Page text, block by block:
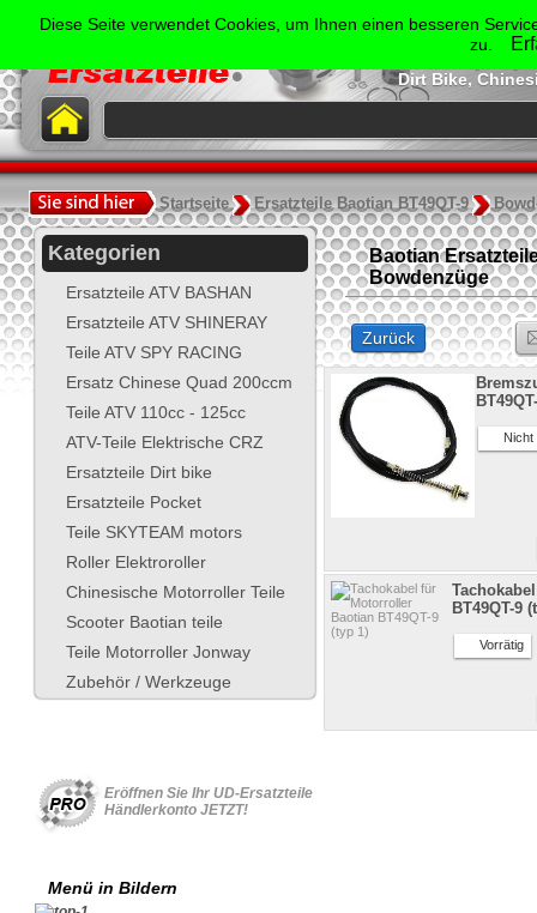
Der Spezialist für
Shineray,
Dirt Bike,
.
Startseite Ersatzteile Baotian BT49QT-9
Kategorien
Ersatzteile ATV BASHAN
Ersatzteile ATV SHINERAY
Teile ATV SPY RACING
Ersatz Chinese Quad 200ccm
Teile ATV 110cc - 125cc
ATV-Teile Elektrische CRZ
Ersatzteile Dirt bike
Ersatzteile Pocket
Teile SKYTEAM motors
Roller Elektroroller
Chinesische Motorroller Teile
Scooter Baotian teile
Teile Motorroller Jonway
Zubehör / Werkzeuge
Eröffnen Sie Ihr UD-Ersatzteile
Händlerkonto JETZT!
Menü in Bildern
Baotian
Bowdenzüge
Zurück
Nicht
BT49QT-9
Vorrätig
Diese Seite verwendet Cookies, um Ihnen einen besseren
zu.